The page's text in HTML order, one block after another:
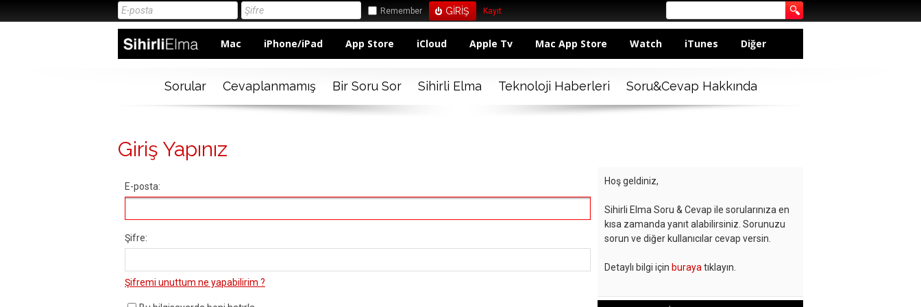
Remember Kayıt
Mac iPhone/iPad App Store iCloud Apple Tv Mac App Store Watch iTunes Diğer
Sorular Cevaplanmamış Bir Soru Sor Sihirli Elma Teknoloji Haberleri Soru&Cevap Hakkında
Giriş Yapınız
E-posta:
Şifre:
Şifremi unuttum ne yapabilirim ?
Hoş geldiniz,
Sihirli Elma Soru & Cevap ile sorularınıza en
kısa zamanda yanıt alabilirsiniz. Sorunuzu
sorun ve diğer kullanıcılar cevap versin.
Detaylı bilgi için buraya tıklayın.